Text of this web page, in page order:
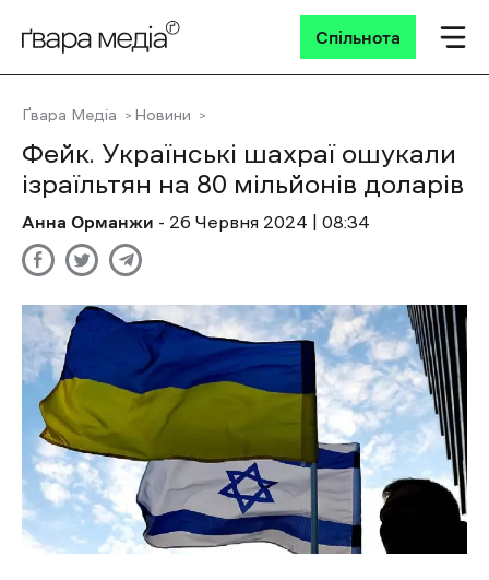
Спільнота
Ґвара Медіа Новини
Фейк. Українські шахраї ошукали
ізраїльтян на 80 мільйонів доларів
Анна Орманжи - 26 Червня 2024 | 08:34